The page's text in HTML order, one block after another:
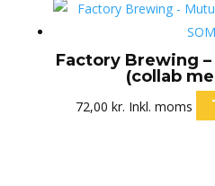
Factory Brewing
(collab
72,00kr. Inkl. moms